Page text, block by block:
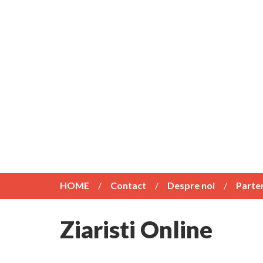
HOME Contact Despre noi
Ziaristi Online